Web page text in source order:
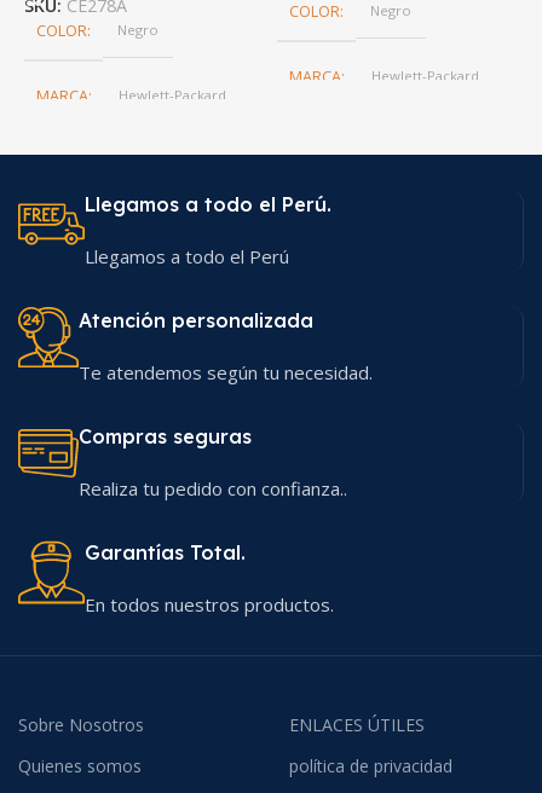
SKU: CE278A
COLOR Negro
MARCA Hewlett-Packard
COLOR Negro
MARCA Hewlett-Packard
Llegamos a todo el Perú.
Llegamos a todo el Perú
Atención personalizada
Te atendemos según tu necesidad.
Compras seguras
Realiza tu pedido con confianza..
Garantías Total.
En todos nuestros productos.
Sobre Nosotros
Quienes somos
ENLACES ÚTILES
política de privacidad